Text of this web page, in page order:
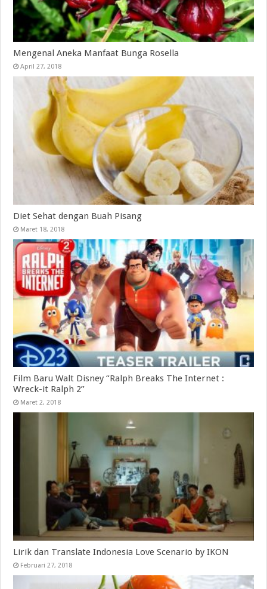
Mengenal Aneka Manfaat Bunga Rosella
April 27, 2018
Diet Sehat dengan Buah Pisang
Maret 18, 2018
Film Baru Walt Disney “Ralph Breaks The Internet :
Wreck-it Ralph 2”
Maret 2, 2018
Lirik dan Translate Indonesia Love Scenario by IKON
Februari 27, 2018